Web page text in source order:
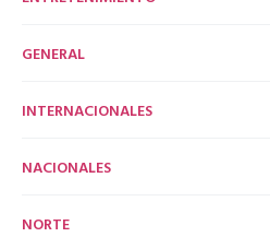
GENERAL
INTERNACIONALES
NACIONALES
NORTE